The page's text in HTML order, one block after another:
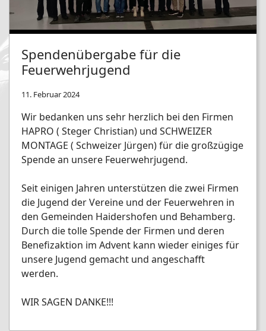
Spendenübergabe für die
Feuerwehrjugend
11. Februar 2024
Wir bedanken uns sehr herzlich bei den Firmen
HAPRO ( Steger Christian) und SCHWEIZER
MONTAGE ( Schweizer Jürgen) für die großzügige
Spende an unsere Feuerwehrjugend.
Seit einigen Jahren unterstützen die zwei Firmen
die Jugend der Vereine und der Feuerwehren in
den Gemeinden Haidershofen und Behamberg.
Durch die tolle Spende der Firmen und deren
Benefizaktion im Advent kann wieder einiges für
unsere Jugend gemacht und angeschafft
werden.
WIR SAGEN DANKE!!!